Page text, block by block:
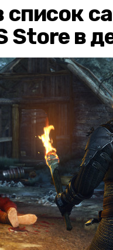
список
Store в